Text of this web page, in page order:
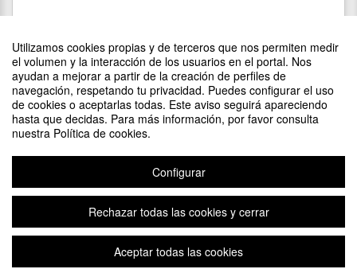
Utilizamos cookies propias y de terceros que nos permiten medir
el volumen y la interacción de los usuarios en el portal. Nos
ayudan a mejorar a partir de la creación de perfiles de
navegación, respetando tu privacidad. Puedes configurar el uso
de cookies o aceptarlas todas. Este aviso seguirá apareciendo
hasta que decidas. Para más información, por favor consulta
nuestra Política de cookies.
Configurar
Rechazar todas las cookies y cerrar
Aceptar todas las cookies
DIFUNDE TU EVENTO PONIENDO EL SIGUIENTE CÓDIGO
EN TU SITIO
Copyright © 2026